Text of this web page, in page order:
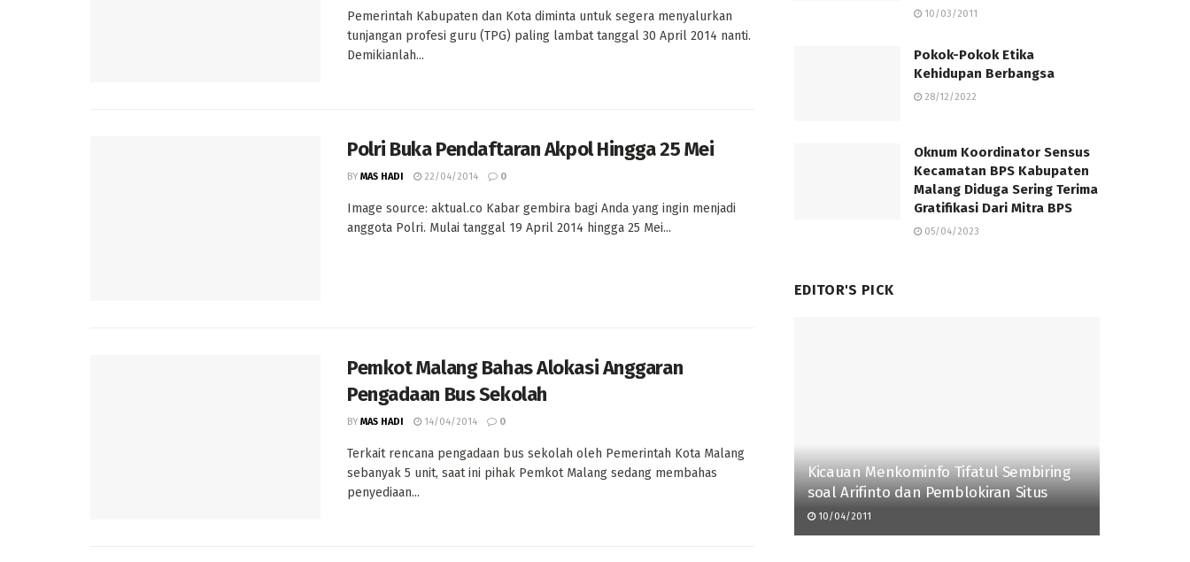
Pemerintah Kabupaten dan Kota diminta untuk segera menyalurkan
tunjangan profesi guru (TPG) paling lambat tanggal 30 April 2014 nanti.
Demikianlah...
Polri Buka Pendaftaran Akpol Hingga 25 Mei
BY MAS HADI 22/04/2014 0
Image source: aktual.co Kabar gembira bagi Anda yang ingin menjadi
anggota Polri. Mulai tanggal 19 April 2014 hingga 25 Mei...
Pemkot Malang Bahas Alokasi Anggaran
Pengadaan Bus Sekolah
BY MAS HADI 14/04/2014 0
Terkait rencana pengadaan bus sekolah oleh Pemerintah Kota Malang
sebanyak 5 unit, saat ini pihak Pemkot Malang sedang membahas
penyediaan...
10/03/2011
Pokok-Pokok Etika
Kehidupan Berbangsa
28/12/2022
Oknum Koordinator Sensus
Kecamatan BPS Kabupaten
Malang Diduga Sering Terima
Gratifikasi Dari Mitra BPS
05/04/2023
EDITOR'S PICK
Kicauan Menkominfo Tifatul Sembiring
soal Arifinto dan Pemblokiran Situs
10/04/2011